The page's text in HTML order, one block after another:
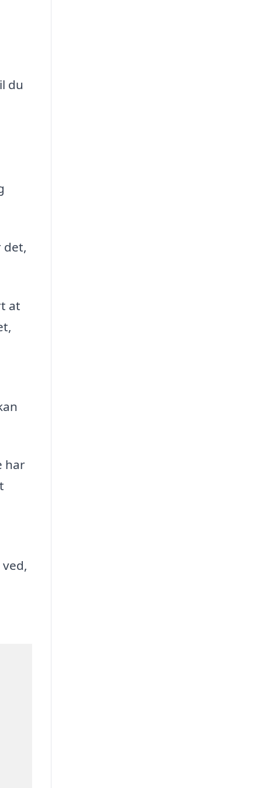
du
det,
at
har